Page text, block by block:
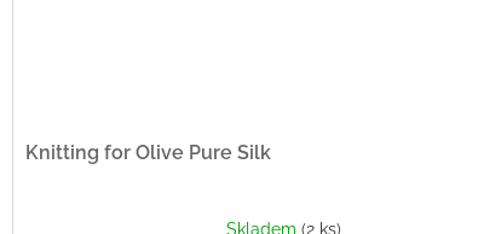
Knitting for Olive Pure Silk
Skladem (2 ks)